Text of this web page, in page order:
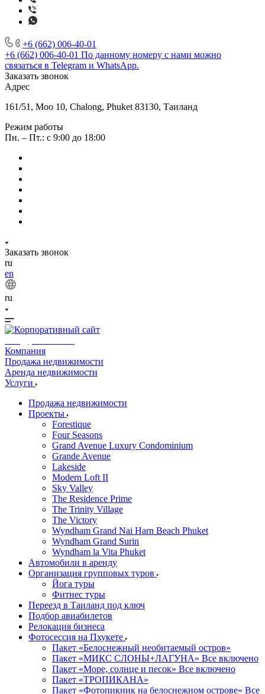
+6 (662) 006-40-01
+6 (662) 006-40-01 По данному номеру с нами можно
связаться в Telegram и WhatsApp.
Заказать звонок
Адрес
161/51, Moo 10, Chalong, Phuket 83130, Таиланд
Режим работы
Пн. – Пт.: с 9:00 до 18:00
Заказать звонок
ru
en
ru
Компания
Продажа недвижимости
Аренда недвижимости
Услуги
Продажа недвижимости
Проекты
Forestique
Four Seasons
Grand Avenue Luxury Condominium
Grande Avenue
Lakeside
Modern Loft II
Sky Valley
The Residence Prime
The Trinity Village
The Victory
Wyndham Grand Nai Harn Beach Phuket
Wyndham Grand Surin
Wyndham la Vita Phuket
Автомобили в аренду
Организация групповых туров
Йога туры
Фитнес туры
Переезд в Таиланд под ключ
Подбор авиабилетов
Релокация бизнеса
Фотоcессия на Пхукете
Пакет «Белоснежный необитаемый остров»
Пакет «МИКС СЛОНЫ+ЛАГУНА» Все включено
Пакет «Море, солнце и песок» Все включено
Пакет «ТРОПИКАНА»
Пакет «Фотопикник на белоснежном острове» Все